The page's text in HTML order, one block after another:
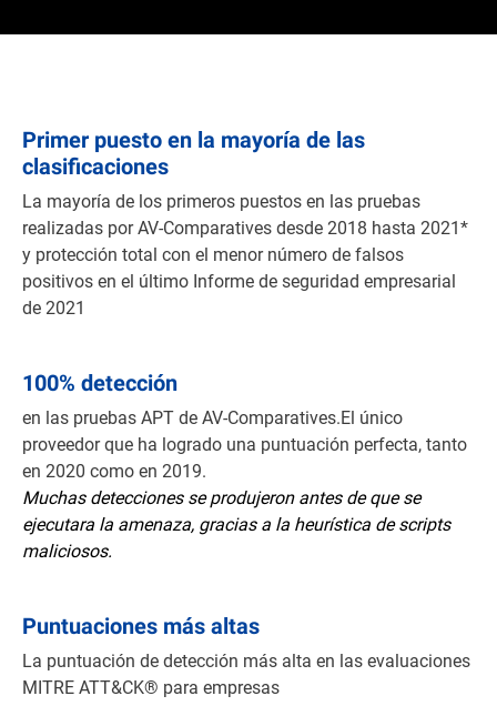
Primer puesto en la mayoría de las
clasificaciones
La mayoría de los primeros puestos en las pruebas
realizadas por AV-Comparatives desde 2018 hasta 2021*
y protección total con el menor número de falsos
positivos en el último Informe de seguridad empresarial
de 2021
100% detección
en las pruebas APT de AV-Comparatives.El único
proveedor que ha logrado una puntuación perfecta, tanto
en 2020 como en 2019.
Muchas detecciones se produjeron antes de que se
ejecutara la amenaza, gracias a la heurística de scripts
maliciosos.
Puntuaciones más altas
La puntuación de detección más alta en las evaluaciones
MITRE ATT&CK® para empresas